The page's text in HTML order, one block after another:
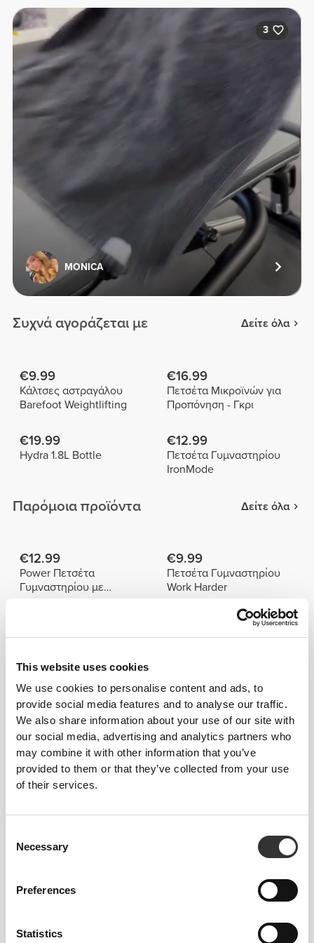
This website uses cookies
We use cookies to personalise content and ads, to
provide social media features and to analyse our traffic.
We also share information about your use of our site with
our social media, advertising and analytics partners who
may combine it with other information that you’ve
provided to them or that they’ve collected from your use
of their services.
Selection
Necessary
Preferences
Statistics
3
MONICA
Συχνά αγοράζεται με Δείτε όλα
€9.99
Κάλτσες αστραγάλου
Barefoot Weightlifting
€16.99
Πετσέτα Μικροϊνών για
Προπόνηση - Γκρι
€19.99
Hydra 1.8L Bottle
€12.99
Πετσέτα Γυμναστηρίου
IronMode
Παρόμοια προϊόντα Δείτε όλα
€12.99
Power Πετσέτα
Γυμναστηρίου με
€9.99
Πετσέτα Γυμναστηρίου
Work Harder
Πετσέτα Γυμναστηρίου
SoulSkin Πετσέτα
Τα πιο δημοφιλή Δείτε όλα
€34.99
WIP Φαρδύ T-Shirt
€26.24€34.99 25%
Peach Perfect FX
Κανονική Μέση Μεσαίου
Ψηλή Μέση
Η υπερβολικά μαλακή και απορροφητική πετσέτα
πολλαπλών χρήσεων. Χρησιμοποιήστε το Πετσέτα